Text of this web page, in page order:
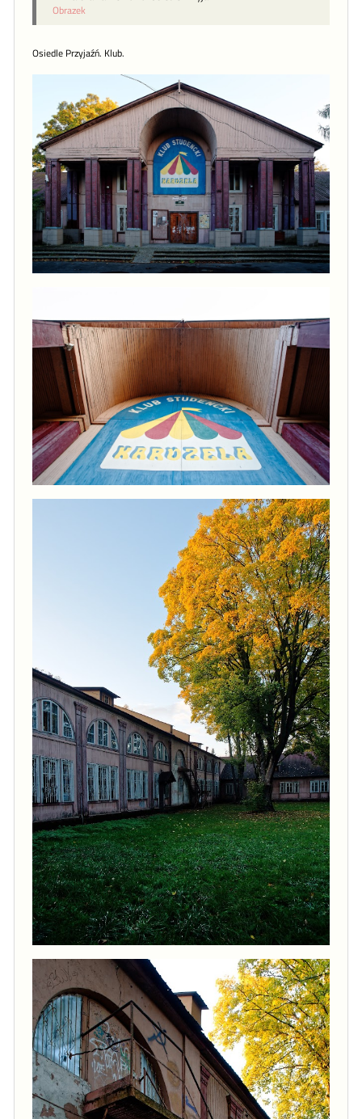
Obrazek
Osiedle Przyjaźń. Klub.